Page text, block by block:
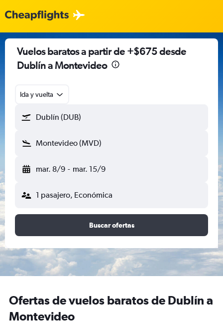
Vuelos baratos a partir de +$675 desde
Dublín a Montevideo
Ida y vuelta
Dublín (DUB)
Montevideo (MVD)
mar. 8/9 - mar. 15/9
1 pasajero, Económica
Buscar ofertas
Ofertas de vuelos baratos de Dublín a
Montevideo